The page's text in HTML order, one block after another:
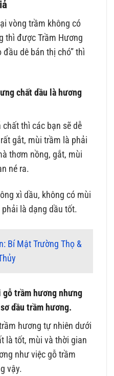
vòng trầm không có
thì được Trầm Hương
đầu dê bán thị chó” thì
chất dầu là hương
thì các bạn sẽ dễ
gắt, mùi trầm là phải
thơm nồng, gắt, mùi
né ra.
xì dầu, không có mùi
là dạng dầu tốt.
Bí Mật Trường Thọ &
gỗ trầm hương nhưng
dầu trầm hương.
hương tự nhiên dưới
là tốt, mùi và thời gian
như việc gỗ trầm
vậy.